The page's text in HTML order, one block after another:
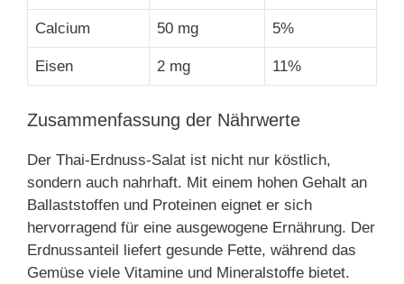
Calcium 50 mg 5%
Eisen 2 mg 11%
Zusammenfassung der Nährwerte
Der Thai-Erdnuss-Salat ist nicht nur köstlich,
sondern auch nahrhaft. Mit einem hohen Gehalt an
Ballaststoffen und Proteinen eignet er sich
hervorragend für eine ausgewogene Ernährung. Der
Erdnussanteil liefert gesunde Fette, während das
Gemüse viele Vitamine und Mineralstoffe bietet.